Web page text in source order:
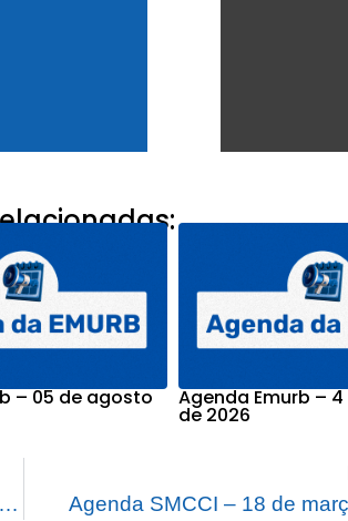
– 05 de agosto Agenda Emurb –
de 2026
Prefeitura de Rio Branco reinaugura Sala do Empreendedor para fortalecer pequenos negócios
Agenda SMCCI – 18 de